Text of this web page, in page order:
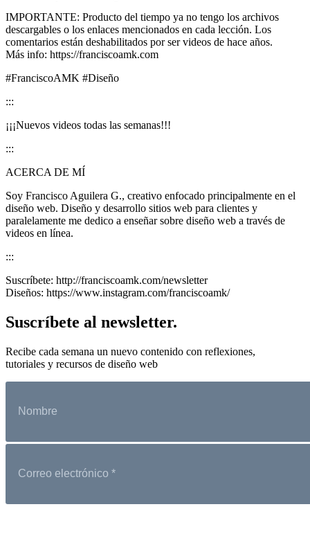
IMPORTANTE: Producto del tiempo ya no tengo los archivos
descargables o los enlaces mencionados en cada lección. Los
comentarios están deshabilitados por ser videos de hace años.
Más info: https://franciscoamk.com
#FranciscoAMK #Diseño
:::
¡¡¡Nuevos videos todas las semanas!!!
:::
ACERCA DE MÍ
Soy Francisco Aguilera G., creativo enfocado principalmente en el
diseño web. Diseño y desarrollo sitios web para clientes y
paralelamente me dedico a enseñar sobre diseño web a través de
videos en línea.
:::
Suscríbete: http://franciscoamk.com/newsletter
Diseños: https://www.instagram.com/franciscoamk/
Suscríbete al newsletter.
Recibe cada semana un nuevo contenido con reflexiones,
tutoriales y recursos de diseño web